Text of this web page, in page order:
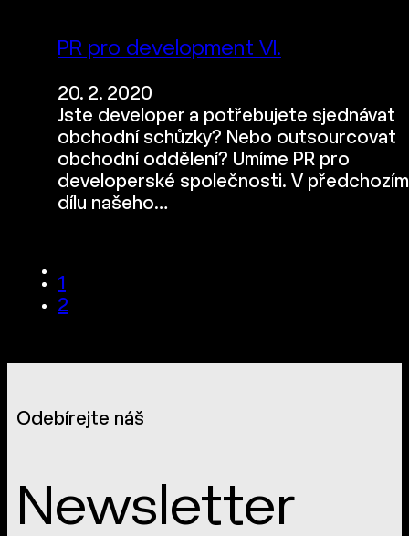
PR pro development VI.
20. 2. 2020
Jste developer a potřebujete sjednávat
obchodní schůzky? Nebo outsourcovat
obchodní oddělení? Umíme PR pro
developerské společnosti. V předchozím
dílu našeho…
1
2
Odebírejte náš
Newsletter